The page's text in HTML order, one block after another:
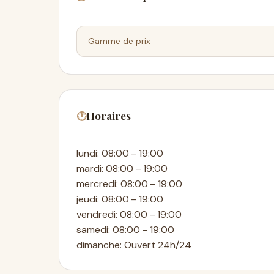
Gamme de prix
🕐Horaires
lundi: 08:00 – 19:00
mardi: 08:00 – 19:00
mercredi: 08:00 – 19:00
jeudi: 08:00 – 19:00
vendredi: 08:00 – 19:00
samedi: 08:00 – 19:00
dimanche: Ouvert 24h/24